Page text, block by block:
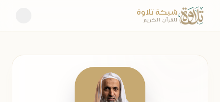
شبكة تلاوة
للقرآن الكريم